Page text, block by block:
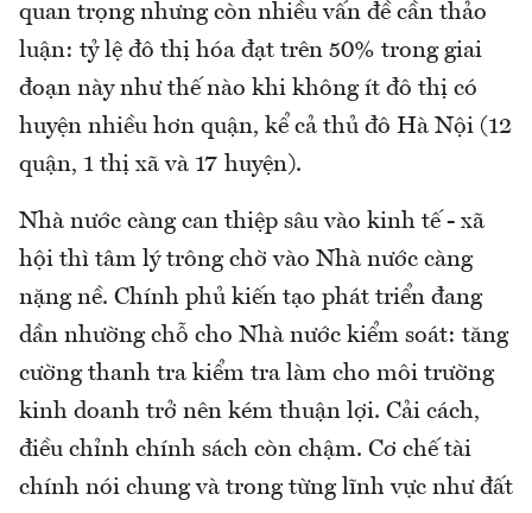
quan trọng nhưng còn nhiều vấn đề cần thảo
luận: tỷ lệ đô thị hóa đạt trên 50% trong giai
đoạn này như thế nào khi không ít đô thị có
huyện nhiều hơn quận, kể cả thủ đô Hà Nội (12
quận, 1 thị xã và 17 huyện).
Nhà nước càng can thiệp sâu vào kinh tế - xã
hội thì tâm lý trông chờ vào Nhà nước càng
nặng nề. Chính phủ kiến tạo phát triển đang
dần nhường chỗ cho Nhà nước kiểm soát: tăng
cường thanh tra kiểm tra làm cho môi trường
kinh doanh trở nên kém thuận lợi. Cải cách,
điều chỉnh chính sách còn chậm. Cơ chế tài
chính nói chung và trong từng lĩnh vực như đất